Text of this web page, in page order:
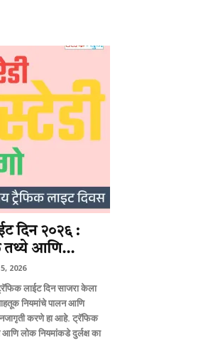
दिन २०२६ :
तथ्ये आणि...
2026
लाईट दिन साजरा केला
नियमांचे पालन आणि
करणे हा आहे. ट्रॅफिक
आणि लोक नियमांकडे दुर्लक्ष का